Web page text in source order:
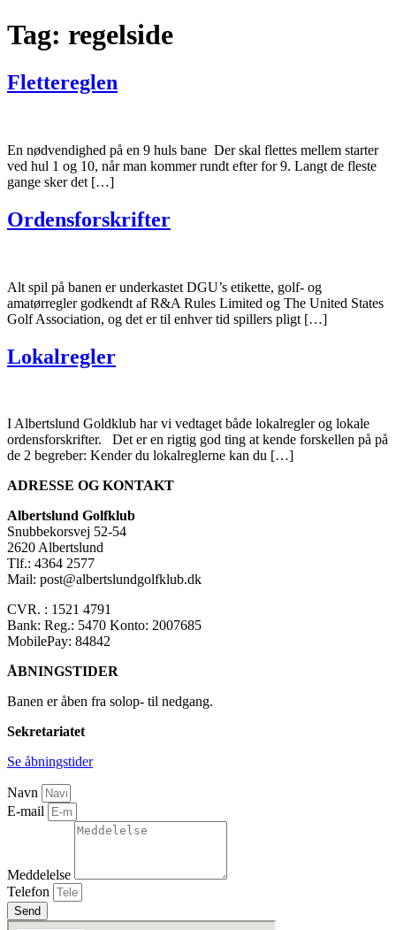
Tag: regelside
Flettereglen
En nødvendighed på en 9 huls bane Der skal flettes mellem starter
ved hul 1 og 10, når man kommer rundt efter for 9. Langt de fleste
gange sker det […]
Ordensforskrifter
Alt spil på banen er underkastet DGU’s etikette, golf- og
amatørregler godkendt af R&A Rules Limited og The United States
Golf Association, og det er til enhver tid spillers pligt […]
Lokalregler
I Albertslund Goldklub har vi vedtaget både lokalregler og lokale
ordensforskrifter. Det er en rigtig god ting at kende forskellen på på
de 2 begreber: Kender du lokalreglerne kan du […]
ADRESSE OG KONTAKT
Albertslund Golfklub
Snubbekorsvej 52-54
2620 Albertslund
Tlf.: 4364 2577
Mail: post@albertslundgolfklub.dk
CVR. : 1521 4791
Bank: Reg.: 5470 Konto: 2007685
MobilePay: 84842
ÅBNINGSTIDER
Banen er åben fra solop- til nedgang.
Sekretariatet
Se åbningstider
Navn
E-mail
Meddelelse
Telefon
Send